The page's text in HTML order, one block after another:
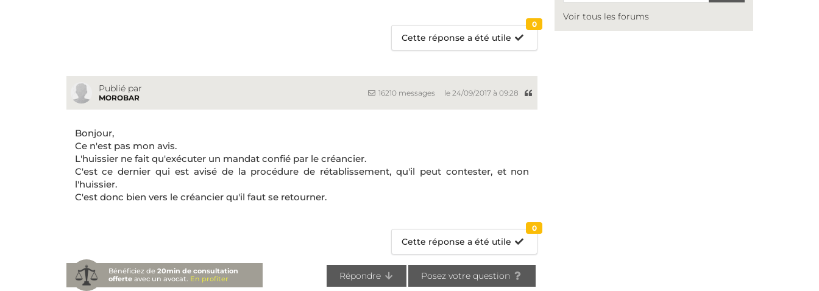
Cette réponse a été utile
0
Publié par
MOROBAR
16210 messages le 24/09/2017 à 09:28
Bonjour,
Ce n'est pas mon avis.
L'huissier ne fait qu'exécuter un mandat confié par le créancier.
C'est ce dernier qui est avisé de la procédure de rétablissement, qu'il peut contester, et non
l'huissier.
C'est donc bien vers le créancier qu'il faut se retourner.
Cette réponse a été utile
0
Bénéficiez de20min de consultation
offerte avec un avocat. En profiter Répondre Posez votre question
Voir tous les forums